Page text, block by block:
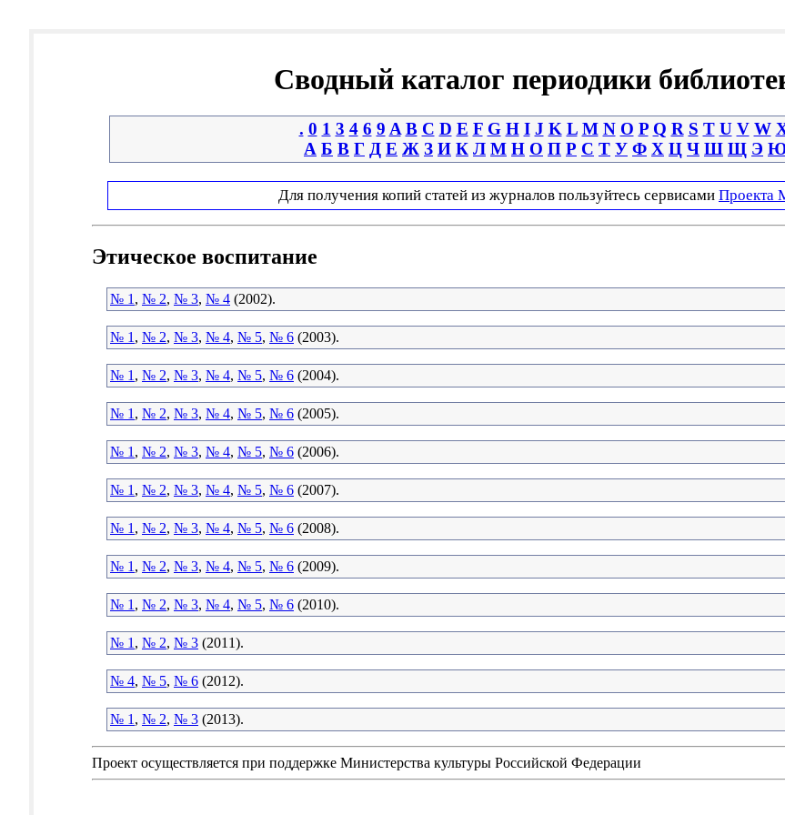
Сводный каталог периодики
. 0 1 3 4 6 9 A B C D E F G H I J K L M N O P Q R S T U V W
А Б В Г Д Е Ж З И К Л М Н О П Р С Т У Ф Х Ц Ч Ш Щ Э
Для получения копий статей из журналов пользуйтесь сервисами Проекта
Этическое воспитание
№ 1 , № 2, № 3, № 4 (2002).
№ 1 , № 2, № 3, № 4, № 5, № 6 (2003).
№ 1 , № 2, № 3, № 4, № 5, № 6 (2004).
№ 1 , № 2, № 3, № 4, № 5, № 6 (2005).
№ 1 , № 2, № 3, № 4, № 5, № 6 (2006).
№ 1 , № 2, № 3, № 4, № 5, № 6 (2007).
№ 1 , № 2, № 3, № 4, № 5, № 6 (2008).
№ 1 , № 2, № 3, № 4, № 5, № 6 (2009).
№ 1 , № 2, № 3, № 4, № 5, № 6 (2010).
№ 1 , № 2, № 3 (2011).
№ 4, № 5, № 6 (2012).
№ 1 , № 2, № 3 (2013).
Проект осуществляется при поддержке Министерства культуры Российской Федерации